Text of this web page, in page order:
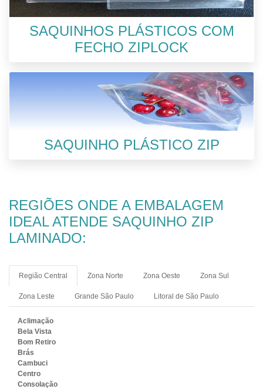
SAQUINHOS PLÁSTICOS COM
FECHO ZIPLOCK
SAQUINHO PLÁSTICO ZIP
REGIÕES ONDE A EMBALAGEM
IDEAL ATENDE SAQUINHO ZIP
LAMINADO:
Região Central Zona Norte Zona Oeste Zona Sul
Zona Leste Grande São Paulo Litoral de São Paulo
Aclimação
Bela Vista
Bom Retiro
Brás
Cambuci
Centro
Consolação